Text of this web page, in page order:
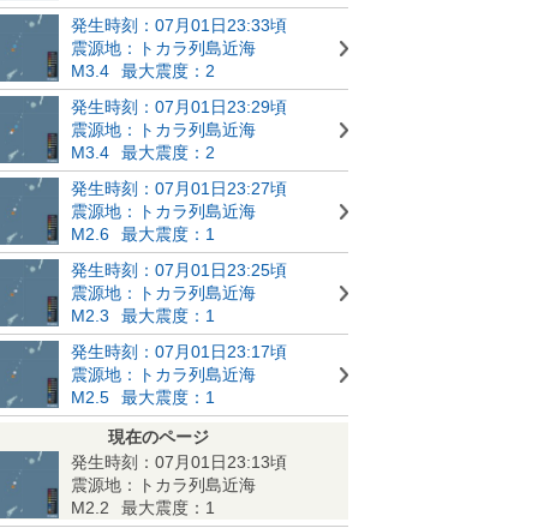
発生時刻：07月01日23:33頃
震源地：トカラ列島近海
M3.4
最大震度：2
発生時刻：07月01日23:29頃
震源地：トカラ列島近海
M3.4
最大震度：2
発生時刻：07月01日23:27頃
震源地：トカラ列島近海
M2.6
最大震度：1
発生時刻：07月01日23:25頃
震源地：トカラ列島近海
M2.3
最大震度：1
発生時刻：07月01日23:17頃
震源地：トカラ列島近海
M2.5
最大震度：1
現在のページ
発生時刻：07月01日23:13頃
震源地：トカラ列島近海
M2.2
最大震度：1